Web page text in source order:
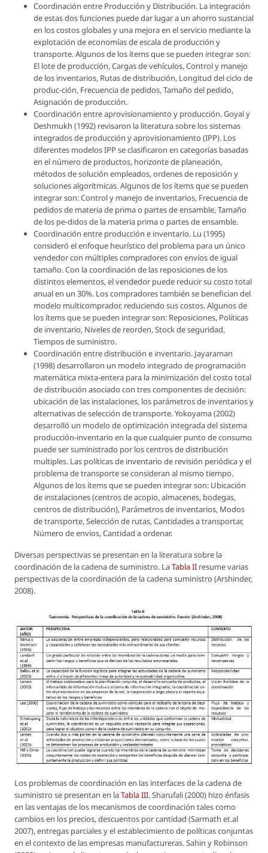
Coordinación entre Producción y Distribución. La integración
de estas dos funciones puede dar lugar a un ahorro sustancial
en los costos globales y una mejora en el servicio mediante la
explotación de economías de escala de producción y
transporte. Algunos de los ítems que se pueden integrar son:
El lote de producción, Cargas de vehículos, Control y manejo
de los inventarios, Rutas de distribución, Longitud del ciclo de
produc-ción, Frecuencia de pedidos, Tamaño del pedido,
Asignación de producción.
Coordinación entre aprovisionamiento y producción. Goyal y
Deshmukh (1992) revisaron la literatura sobre los sistemas
integrados de producción y aprovisionamiento (IPP). Los
diferentes modelos IPP se clasificaron en categorías basadas
en el número de productos, horizonte de planeación,
métodos de solución empleados, ordenes de reposición y
soluciones algorítmicas. Algunos de los ítems que se pueden
integrar son: Control y manejo de inventarios, Frecuencia de
pedidos de materia de prima o partes de ensamble, Tamaño
de los pe-didos de la materia prima o partes de ensamble.
Coordinación entre producción e inventario. Lu (1995)
consideró el enfoque heurístico del problema para un único
vendedor con múltiples compradores con envíos de igual
tamaño. Con la coordinación de las reposiciones de los
distintos elementos, el vendedor puede reducir su costo total
anual en un 30%. Los compradores también se benefician del
modelo multicomprador, reduciendo sus costos. Algunos de
los ítems que se pueden integrar son: Reposiciones, Políticas
de inventario, Niveles de reorden, Stock de seguridad,
Tiempos de suministro.
Coordinación entre distribución e inventario. Jayaraman
(1998) desarrollaron un modelo integrado de programación
matemática mixta-entera para la minimización del costo total
de distribución asociado con tres componentes de decisión:
ubicación de las instalaciones, los parámetros de inventarios y
alternativas de selección de transporte. Yokoyama (2002)
desarrolló un modelo de optimización integrada del sistema
producción-inventario en la que cualquier punto de consumo
puede ser suministrado por los centros de distribución
multiples. Las políticas de inventario de revisión periódica y el
problema de transporte se consideran al mismo tiempo.
Algunos de los ítems que se pueden integrar son: Ubicación
de instalaciones (centros de acopio, almacenes, bodegas,
centros de distribución), Parámetros de inventarios, Modos
de transporte, Selección de rutas, Cantidades a transportar,
Número de envíos, Cantidad a ordenar.
Diversas perspectivas se presentan en la literatura sobre la
coordinación de la cadena de suministro. LaTabla II resume varias
perspectivas de la coordinación de la cadena suministro (Arshinder,
2008).
Los problemas de coordinación en las interfaces de la cadena de
suministro se presentan en laTabla III. Sharufali (2000) hizo énfasis
en las ventajas de los mecanismos de coordinación tales como
cambios en los precios, descuentos por cantidad (Sarmath et.al
2007), entregas parciales y el establecimiento de políticas conjuntas
en el contexto de las empresas manufactureras. Sahin y Robinson